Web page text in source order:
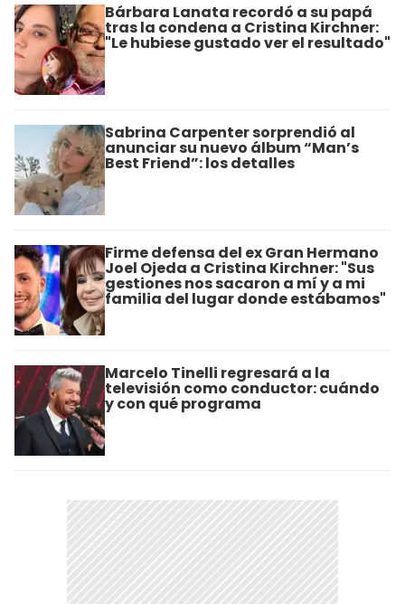
Bárbara Lanata recordó a su papá
tras la condena a Cristina Kirchner:
"Le hubiese gustado ver el resultado"
Sabrina Carpenter sorprendió al
anunciar su nuevo álbum “Man’s
Best Friend”: los detalles
Firme defensa del ex Gran Hermano
Joel Ojeda a Cristina Kirchner: "Sus
gestiones nos sacaron a mí y a mi
familia del lugar donde estábamos"
Marcelo Tinelli regresará a la
televisión como conductor: cuándo
y con qué programa